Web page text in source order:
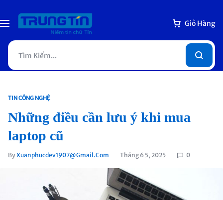
Giỏ Hàng
TIN CÔNG NGHỆ
Những điều cần lưu ý khi mua
laptop cũ
ByXuanphucdev1907@gmail.com Tháng 6 5, 2025 0